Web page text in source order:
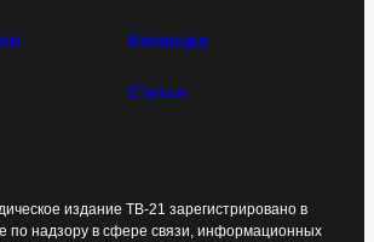
Команда
Статьи
издание ТВ-21 зарегистрировано в
по надзору в сфере связи, информационных